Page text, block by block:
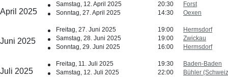
April 2025
Samstag, 12. April 2025 20:30
Forst
Sonntag, 27. April 2025
14:30 Oexen
Juni 2025
Freitag, 27. Juni 2025 19:00
Hermsdorf
Samstag, 28. Juni 2025
19:00
Zwickau
Sonntag, 29. Juni 2025
16:00 Hermsdorf
Juli 2025
Freitag, 11. Juli 2025 19:30
Baden-Baden
Samstag, 12. Juli 2025
22:00 Bühler